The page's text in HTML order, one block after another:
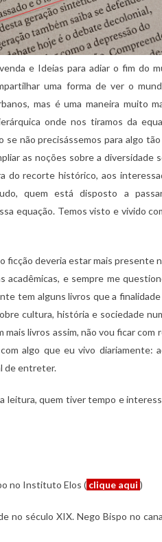
e Ideias para adiar o fim do
uma forma de ver o
mas é uma maneira muito
onde nos tiramos da
não precisássemos para algo
as noções sobre a diversidade
do recorte histórico, aos
quem está disposto a
equação. Temos visto e vivido
ficção deveria estar mais presente
e sempre me
tem alguns livros que a
cultura, história e sociedade
livros assim, não vou ficar com
algo que eu vivo diariamente:
de entreter.
leitura, quem tiver tempo e
no Instituto Elos ( clique aqui )
no século XIX. Nego Bispo no